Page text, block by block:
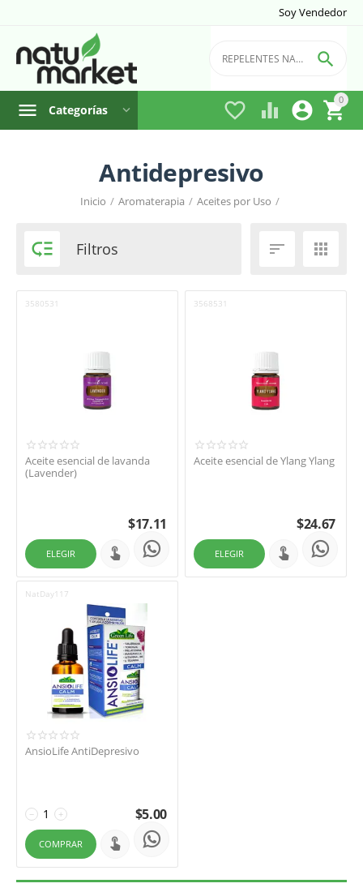
Soy Vendedor
0


 

Categorías
Antidepresivo
Inicio / Aromaterapia / Aceites por Uso /
 Filtros  
3580531
Aceite esencial de lavanda
(Lavender)
$17.11
ELEGIR
3568531
Aceite esencial de Ylang Ylang
$24.67
ELEGIR
NatDay117
AnsioLife AntiDepresivo
+
− $5.00
COMPRAR